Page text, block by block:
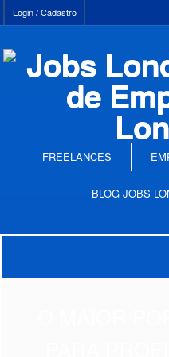
Login / Cadastro
FREELANCES
BLOG JOBS